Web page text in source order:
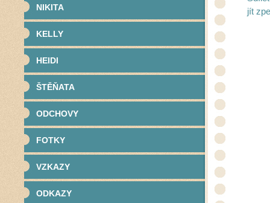
jít
NIKITA
KELLY
HEIDI
ŠTĚŇATA
ODCHOVY
FOTKY
VZKAZY
ODKAZY